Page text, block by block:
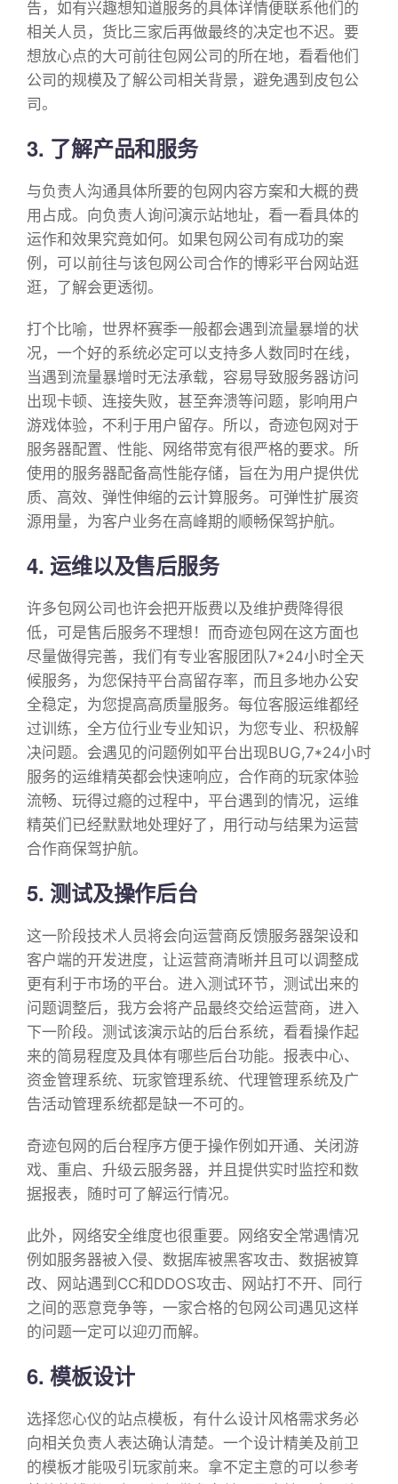
告，如有兴趣想知道服务的具体详情便联系他们的
相关人员，货比三家后再做最终的决定也不迟。要
想放心点的大可前往包网公司的所在地，看看他们
公司的规模及了解公司相关背景，避免遇到皮包公
司。
3. 了解产品和服务
与负责人沟通具体所要的包网内容方案和大概的费
用占成。向负责人询问演示站地址，看一看具体的
运作和效果究竟如何。如果包网公司有成功的案
例，可以前往与该包网公司合作的博彩平台网站逛
逛，了解会更透彻。
打个比喻，世界杯赛季一般都会遇到流量暴增的状
况，一个好的系统必定可以支持多人数同时在线，
当遇到流量暴增时无法承载，容易导致服务器访问
出现卡顿、连接失败，甚至奔溃等问题，影响用户
游戏体验，不利于用户留存。所以，奇迹包网对于
服务器配置、性能、网络带宽有很严格的要求。所
使用的服务器配备高性能存储，旨在为用户提供优
质、高效、弹性伸缩的云计算服务。可弹性扩展资
源用量，为客户业务在高峰期的顺畅保驾护航。
4. 运维以及售后服务
许多包网公司也许会把开版费以及维护费降得很
低，可是售后服务不理想！而奇迹包网在这方面也
尽量做得完善，我们有专业客服团队7*24小时全天
候服务，为您保持平台高留存率，而且多地办公安
全稳定，为您提高高质量服务。每位客服运维都经
过训练，全方位行业专业知识，为您专业、积极解
决问题。会遇见的问题例如平台出现BUG,7*24小时
服务的运维精英都会快速响应，合作商的玩家体验
流畅、玩得过瘾的过程中，平台遇到的情况，运维
精英们已经默默地处理好了，用行动与结果为运营
合作商保驾护航。
5. 测试及操作后台
这一阶段技术人员将会向运营商反馈服务器架设和
客户端的开发进度，让运营商清晰并且可以调整成
更有利于市场的平台。进入测试环节，测试出来的
问题调整后，我方会将产品最终交给运营商，进入
下一阶段。测试该演示站的后台系统，看看操作起
来的简易程度及具体有哪些后台功能。报表中心、
资金管理系统、玩家管理系统、代理管理系统及广
告活动管理系统都是缺一不可的。
奇迹包网的后台程序方便于操作例如开通、关闭游
戏、重启、升级云服务器，并且提供实时监控和数
据报表，随时可了解运行情况。
此外，网络安全维度也很重要。网络安全常遇情况
例如服务器被入侵、数据库被黑客攻击、数据被算
改、网站遇到CC和DDOS攻击、网站打不开、同行
之间的恶意竞争等，一家合格的包网公司遇见这样
的问题一定可以迎刃而解。
6. 模板设计
选择您心仪的站点模板，有什么设计风格需求务必
向相关负责人表达确认清楚。一个设计精美及前卫
的模板才能吸引玩家前来。拿不定主意的可以参考